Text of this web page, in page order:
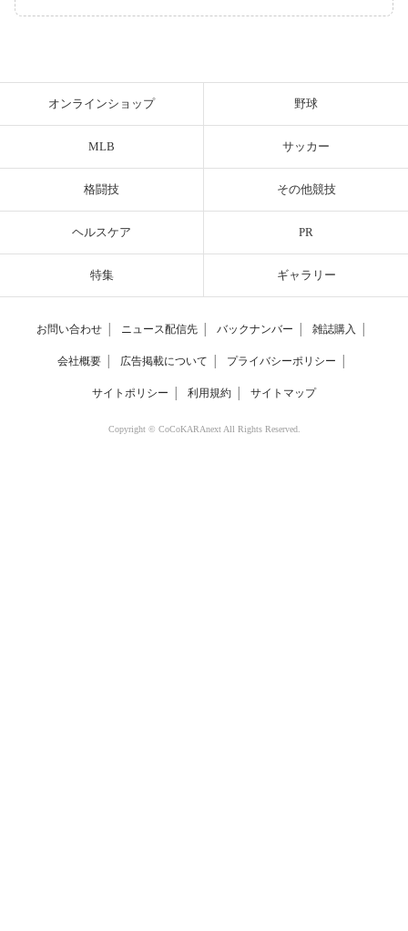
オンラインショップ 野球
MLB サッカー
格闘技 その他競技
ヘルスケア PR
特集 ギャラリー
お問い合わせ ニュース配信先 バックナンバー 雑誌購入
会社概要 広告掲載について プライバシーポリシー
サイトポリシー 利用規約 サイトマップ
Copyright © CoCoKARAnext All Rights Reserved.